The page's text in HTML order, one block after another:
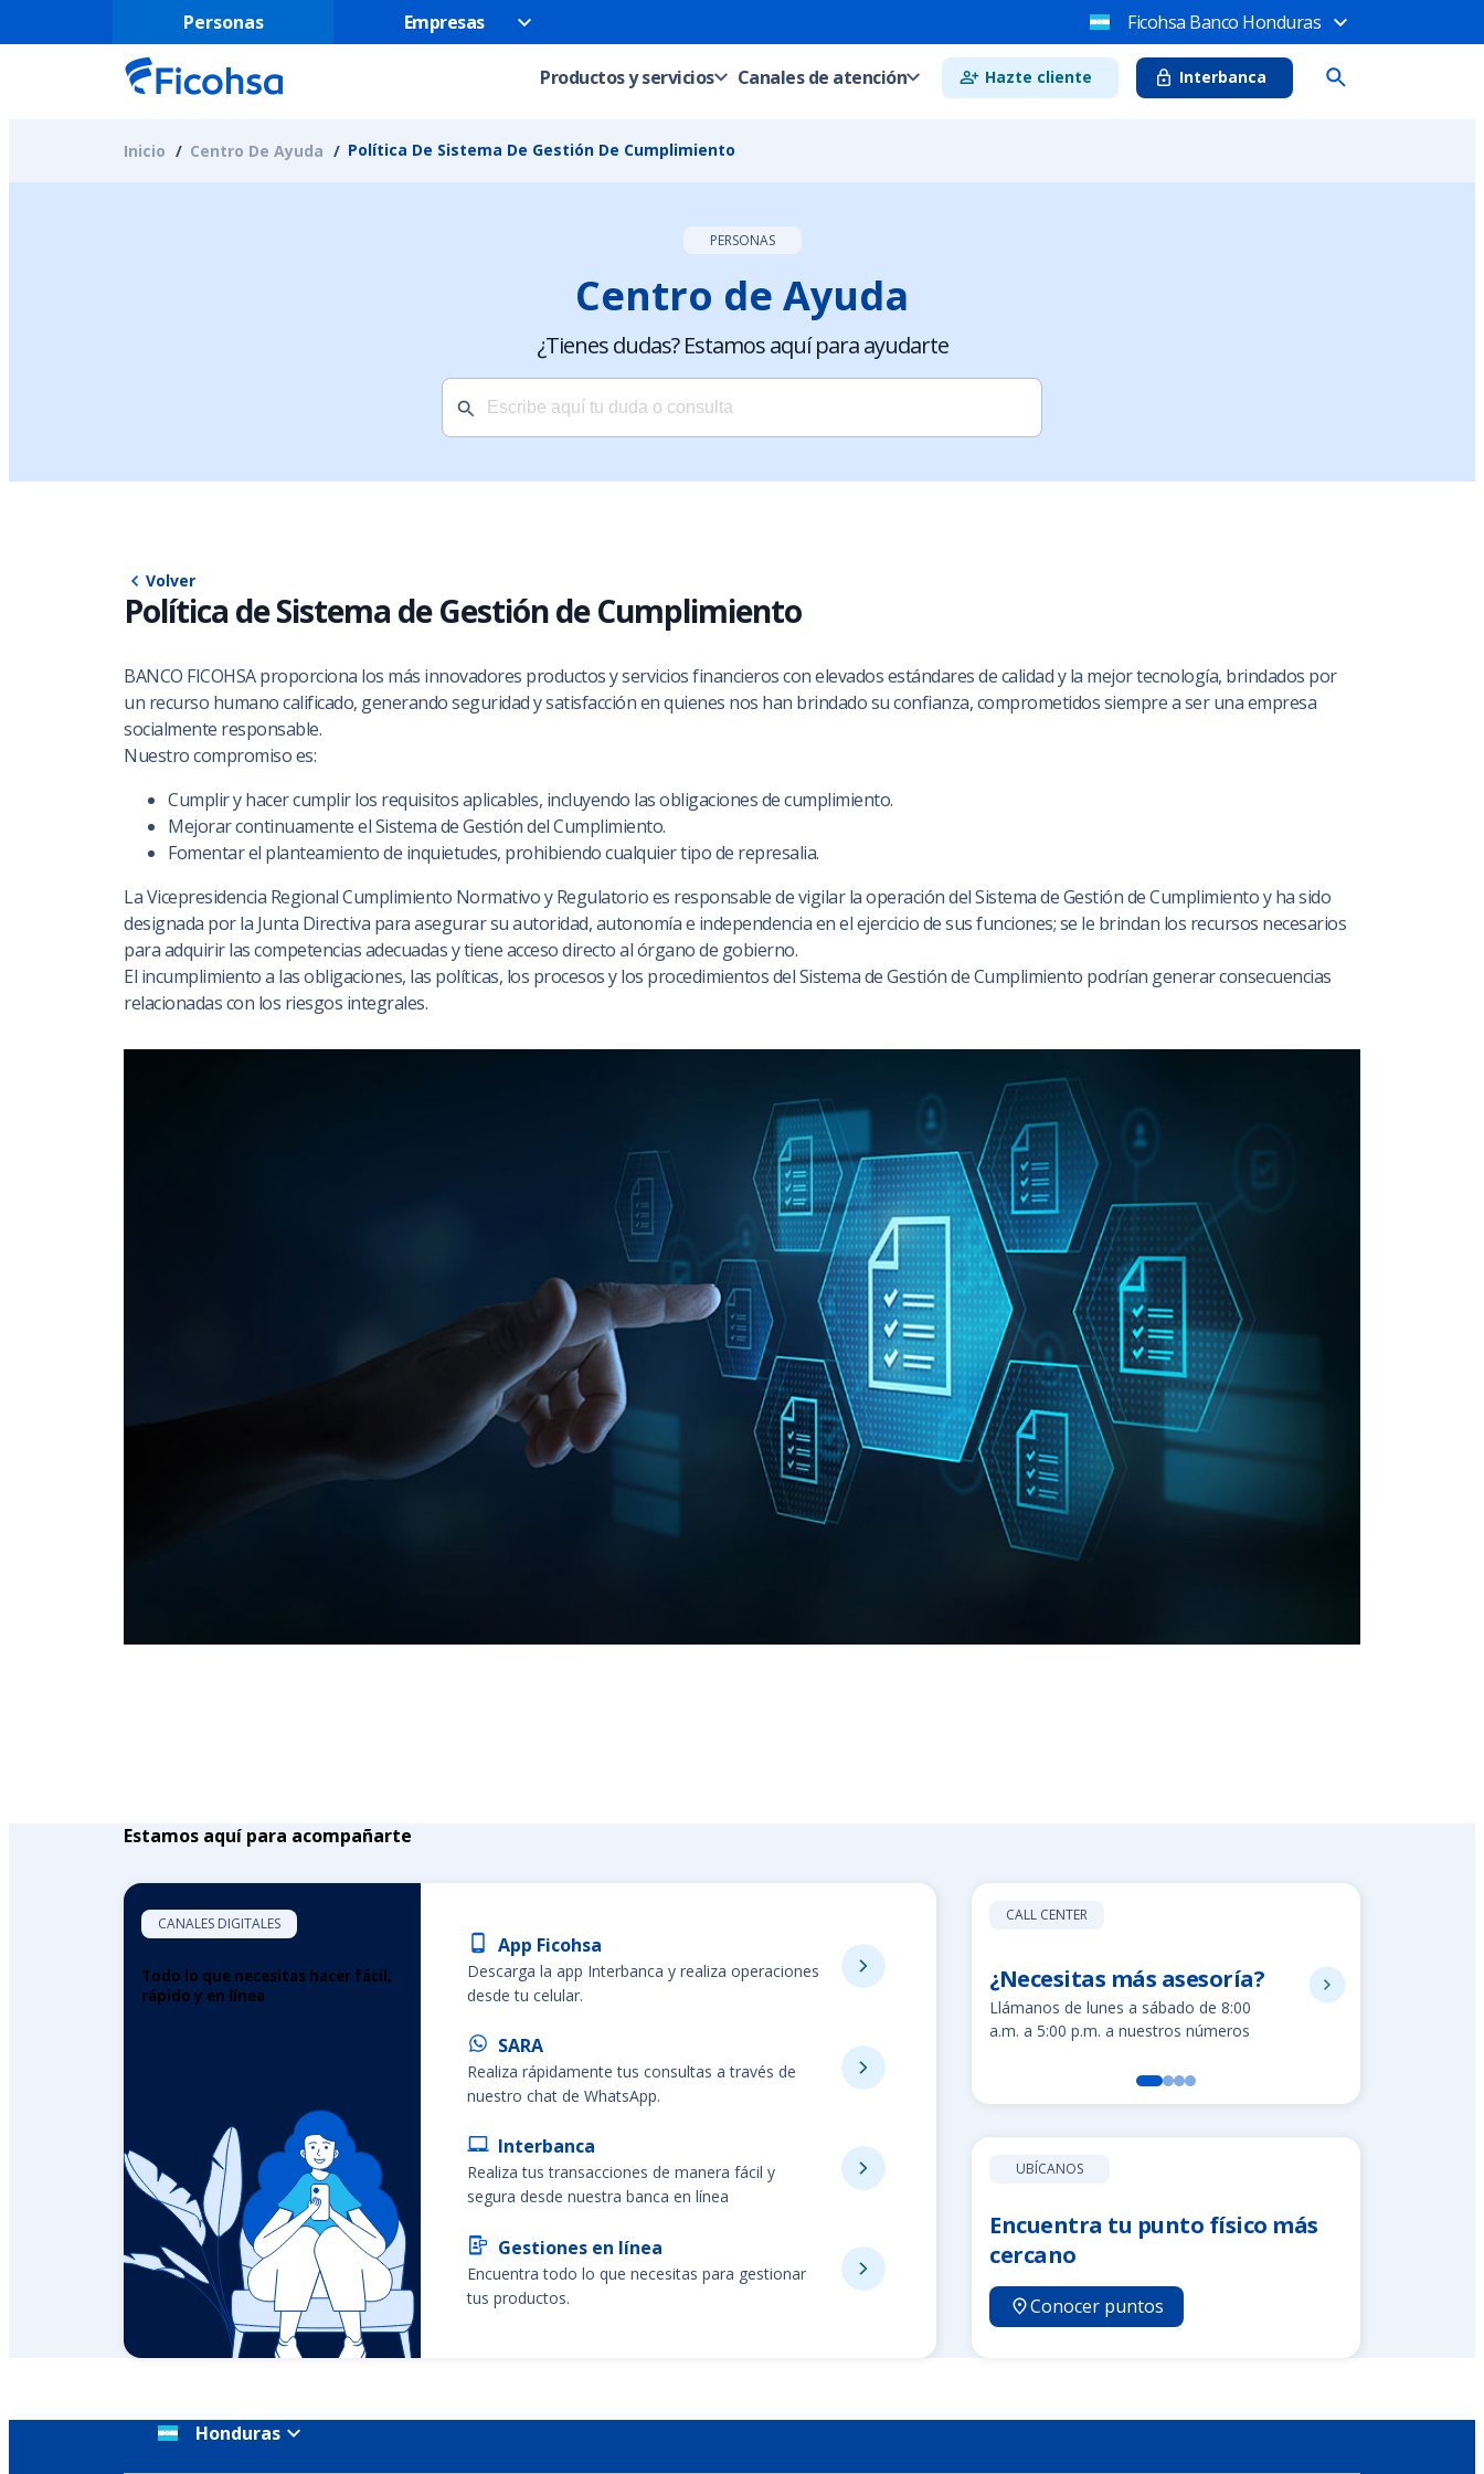
Personas Empresas Ficohsa Banco Honduras
Productos y servicios Canales de atención Hazte cliente Interbanca
Inicio Centro De Ayuda Política De Sistema De Gestión De Cumplimiento
PERSONAS
Centro de Ayuda
¿Tienes dudas? Estamos aquí para ayudarte
Volver
Política de Sistema de Gestión de Cumplimiento
BANCO FICOHSA proporciona los más innovadores productos y servicios financieros con elevados estándares de calidad y la mejor tecnología, brindados por
un recurso humano calificado, generando seguridad y satisfacción en quienes nos han brindado su confianza, comprometidos siempre a ser una empresa
socialmente responsable.
Nuestro compromiso es:
Cumplir y hacer cumplir los requisitos aplicables, incluyendo las obligaciones de cumplimiento.
Mejorar continuamente el Sistema de Gestión del Cumplimiento.
Fomentar el planteamiento de inquietudes, prohibiendo cualquier tipo de represalia.
La Vicepresidencia Regional Cumplimiento Normativo y Regulatorio es responsable de vigilar la operación del Sistema de Gestión de Cumplimiento y ha sido
designada por la Junta Directiva para asegurar su autoridad, autonomía e independencia en el ejercicio de sus funciones; se le brindan los recursos necesarios
para adquirir las competencias adecuadas y tiene acceso directo al órgano de gobierno.
El incumplimiento a las obligaciones, las políticas, los procesos y los procedimientos del Sistema de Gestión de Cumplimiento podrían generar consecuencias
relacionadas con los riesgos integrales.
Estamos aquí para acompañarte
CANALES DIGITALES
Todo lo que necesitas hacer fácil,
rápido y en línea
App Ficohsa
Descarga la app Interbanca y realiza operaciones
desde tu celular.
SARA
Realiza rápidamente tus consultas a través de
nuestro chat de WhatsApp.
Interbanca
Realiza tus transacciones de manera fácil y
segura desde nuestra banca en línea
Gestiones en línea
Encuentra todo lo que necesitas para gestionar
tus productos.
CALL CENTER
¿Necesitas más asesoría?
Llámanos de lunes a sábado de 8:00
a.m. a 5:00 p.m. a nuestros números
UBÍCANOS
Encuentra tu punto físico más
cercano
Conocer puntos
Honduras